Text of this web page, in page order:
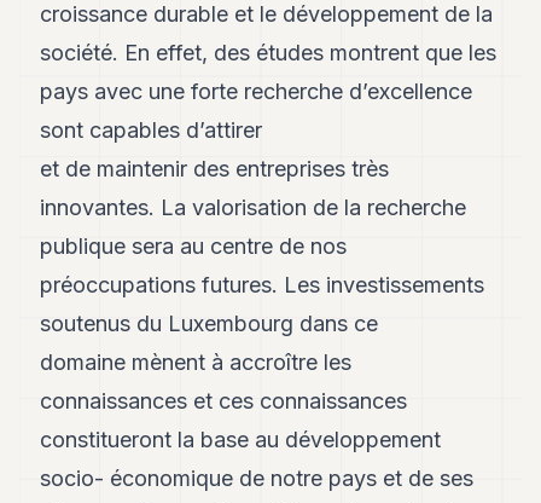
croissance durable et le développement de la
société. En effet, des études montrent que les
pays avec une forte recherche d’excellence
sont capables d’attirer
et de maintenir des entreprises très
innovantes. La valorisation de la recherche
publique sera au centre de nos
préoccupations futures. Les investissements
soutenus du Luxembourg dans ce
domaine mènent à accroître les
connaissances et ces connaissances
constitueront la base au développement
socio- économique de notre pays et de ses